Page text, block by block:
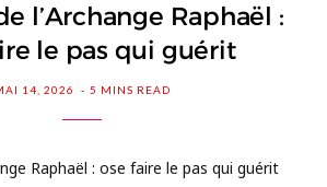
l’Archange Raphaël :
le pas qui guérit
14, 2026 5 MINS READ
Raphaël : ose faire le pas qui guérit